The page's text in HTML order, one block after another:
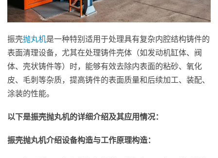
振壳抛丸机是一种特别适用于处理具有复杂内腔结构铸件的
表面清理设备，尤其在处理铸件壳体（如发动机缸体、阀
体、壳状铸件等）时，能够有效去除内表面的粘砂、氧化
皮、毛刺等杂质，提高铸件的表面质量和后续加工、装配、
涂装的性能。
以下是振壳抛丸机的详细介绍及其应用情况：
振壳抛丸机介绍设备构造与工作原理构造：